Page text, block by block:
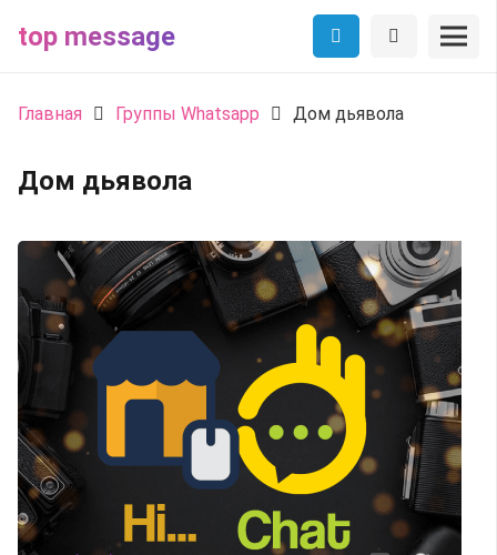
top message
Главная Группы Whatsapp Дом дьявола
Дом дьявола